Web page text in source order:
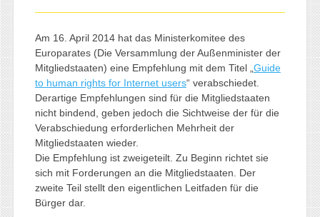
Am 16. April 2014 hat das Ministerkomitee des
Europarates (Die Versammlung der Außenminister der
Mitgliedstaaten) eine Empfehlung mit dem Titel „ Guide
to human rights for Internet users“ verabschiedet.
Derartige Empfehlungen sind für die Mitgliedstaaten
nicht bindend, geben jedoch die Sichtweise der für die
Verabschiedung erforderlichen Mehrheit der
Mitgliedstaaten wieder.
Die Empfehlung ist zweigeteilt. Zu Beginn richtet sie
sich mit Forderungen an die Mitgliedstaaten. Der
zweite Teil stellt den eigentlichen Leitfaden für die
Bürger dar.